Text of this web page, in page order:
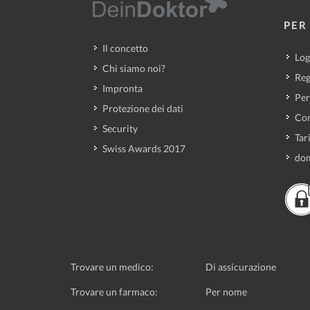
Il concetto
Chi siamo noi?
Impronta
Protezione dei dati
Security
Swiss Awards 2017
Trovare un medico: Di assicurazione
Trovare un farmaco: Per nome